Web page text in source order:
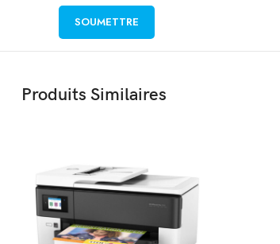
Produits Similaires